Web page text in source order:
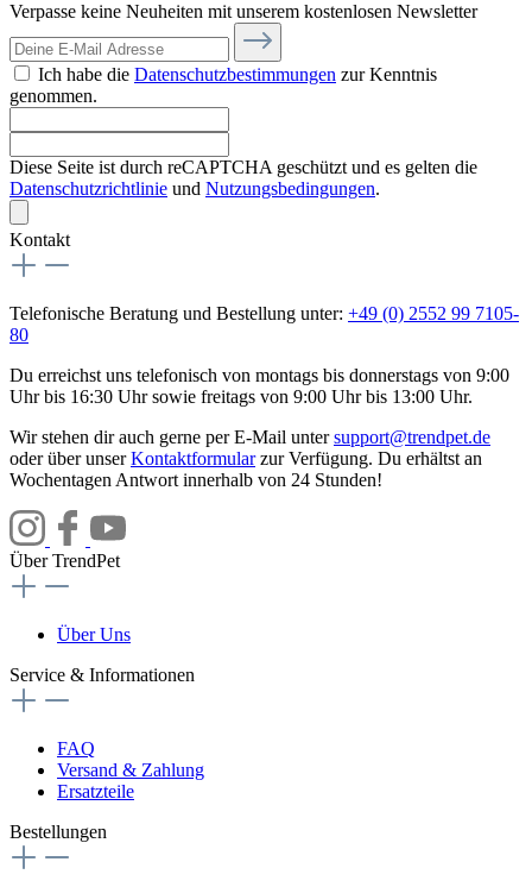
Verpasse keine Neuheiten mit unserem kostenlosen Newsletter
Ich habe die Datenschutzbestimmungen zur Kenntnis
genommen.
Diese Seite ist durch reCAPTCHA geschützt und es gelten die
Datenschutzrichtlinie und Nutzungsbedingungen.
Kontakt
Telefonische Beratung und Bestellung unter: +49 (0) 2552 99 7105-
80
Du erreichst uns telefonisch von montags bis donnerstags von 9:00
Uhr bis 16:30 Uhr sowie freitags von 9:00 Uhr bis 13:00 Uhr.
Wir stehen dir auch gerne per E-Mail untersupport@trendpet.de
oder über unserKontaktformularzur Verfügung. Du erhältst an
Wochentagen Antwort innerhalb von 24 Stunden!
Über TrendPet
Über Uns
Service & Informationen
FAQ
Versand & Zahlung
Ersatzteile
Bestellungen